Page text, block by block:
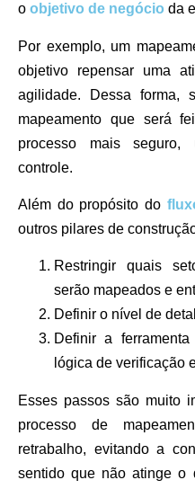
o objetivo de negócio da
Por exemplo, um
objetivo repensar uma
agilidade. Dessa
mapeamento que será
processo mais
controle.
Além do propósito do
outros pilares de
Restringir quais
serão mapeados e
Definir o nível de
Definir a
lógica de verificação
Esses passos são muito
processo de
retrabalho, evitando a
sentido que não atinge o